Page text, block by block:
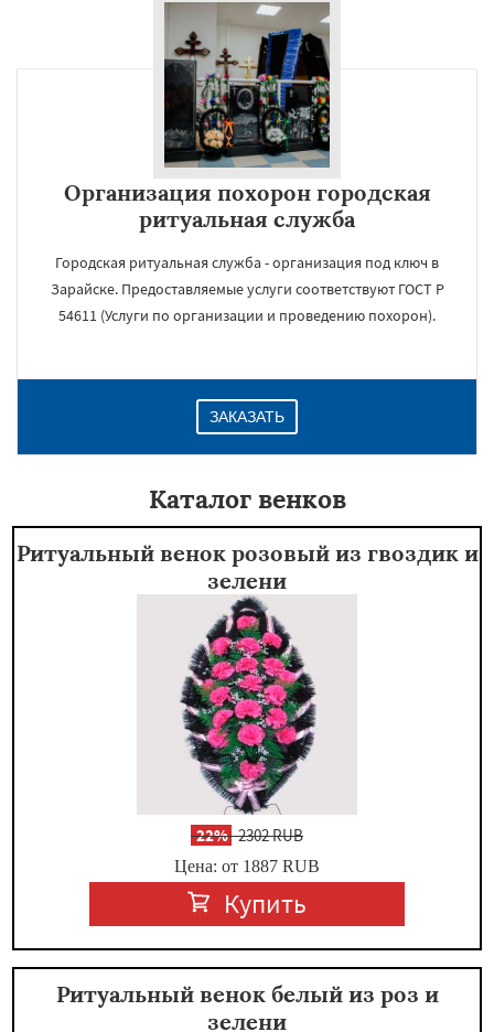
Организация похорон городская
ритуальная служба
Городская ритуальная служба - организация под ключ в
Зарайске. Предоставляемые услуги соответствуют ГОСТ Р
54611 (Услуги по организации и проведению похорон).
ЗАКАЗАТЬ
Каталог венков
Ритуальный венок розовый из гвоздик и
зелени
-22%2302 RUB
Цена: от 1887 RUB
Купить
Ритуальный венок белый из роз и
зелени